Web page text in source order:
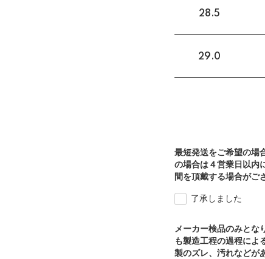
28.5
29.0
最短発送をご希望の場
の場合は４営業日以内
間を頂戴する場合がご
了承しました
メーカー検品のみとな
も製造工程の過程によ
製のズレ、汚れなどが